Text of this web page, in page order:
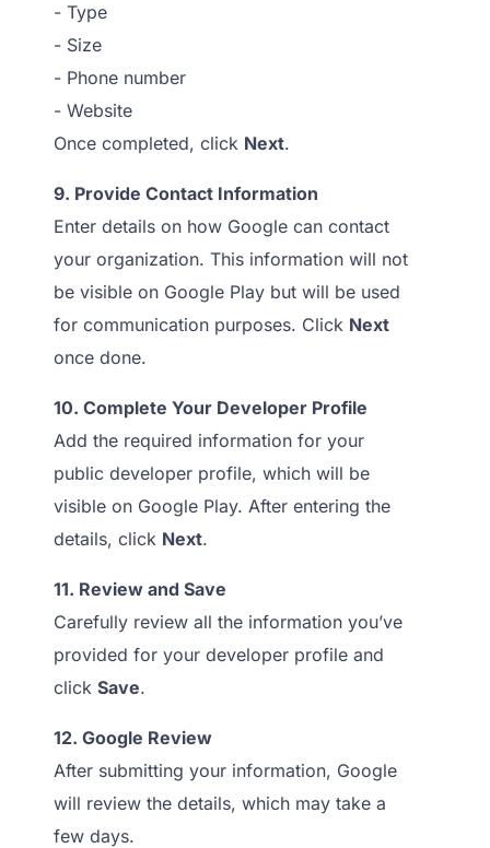
- Type
- Size
- Phone number
- Website
Once completed, click Next.
9. Provide Contact Information
Enter details on how Google can contact
your organization. This information will not
be visible on Google Play but will be used
for communication purposes. Click Next
once done.
10. Complete Your Developer Profile
Add the required information for your
public developer profile, which will be
visible on Google Play. After entering the
details, click Next.
11. Review and Save
Carefully review all the information you’ve
provided for your developer profile and
click Save.
12. Google Review
After submitting your information, Google
will review the details, which may take a
few days.